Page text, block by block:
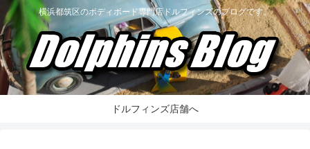
横浜都筑区のボディボード専門店ドルフィンズのブログです。
ドルフィンズ店舗へ